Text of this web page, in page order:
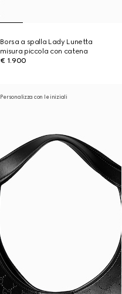
Borsa a spalla Lady Lunetta
misura piccola con catena
€ 1.900
Personalizza con le iniziali